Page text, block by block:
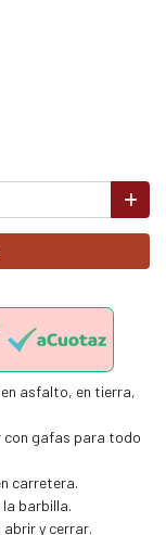
asfalto, en tierra,
gafas para todo
carretera.
barbilla.
y cerrar.